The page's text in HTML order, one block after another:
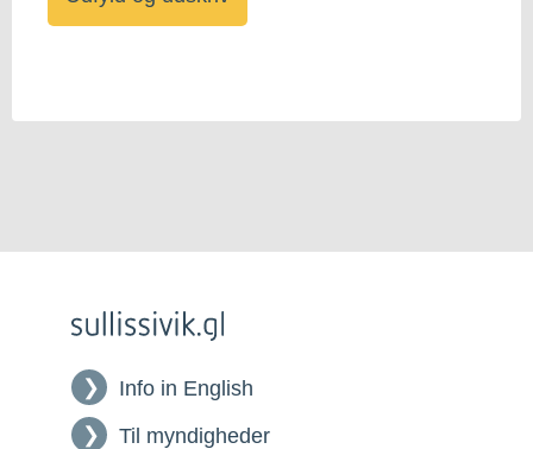
Info in English
Til myndigheder